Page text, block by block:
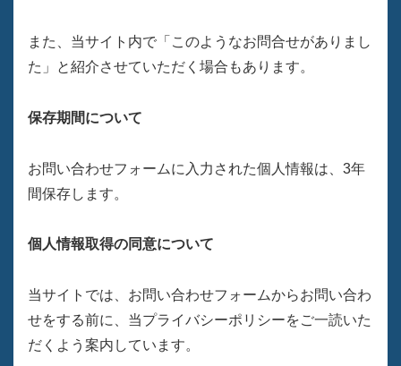
また、当サイト内で「このようなお問合せがありまし
た」と紹介させていただく場合もあります。
保存期間について
お問い合わせフォームに入力された個人情報は、3年
間保存します。
個人情報取得の同意について
当サイトでは、お問い合わせフォームからお問い合わ
せをする前に、当プライバシーポリシーをご一読いた
だくよう案内しています。